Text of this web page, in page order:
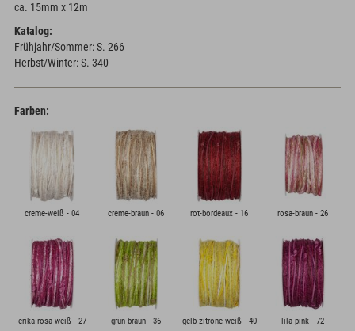
ca. 15mm x 12m
Katalog:
Frühjahr/Sommer: S. 266
Herbst/Winter: S. 340
Farben:
creme-weiß - 04 creme-braun - 06 rot-bordeaux - 16 rosa-braun - 26
erika-rosa-weiß - 27 grün-braun - 36 gelb-zitrone-weiß - 40 lila-pink - 72